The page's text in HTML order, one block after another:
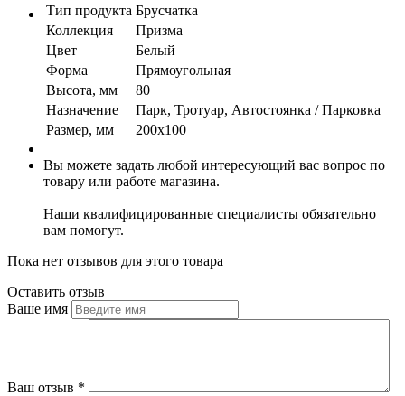
Тип продукта Брусчатка
Коллекция
Призма
Цвет
Белый
Форма
Прямоугольная
Высота, мм
80
Назначение
Парк, Тротуар, Автостоянка / Парковка
Размер, мм
200х100
Вы можете задать любой интересующий вас вопрос по
товару или работе магазина.
Наши квалифицированные специалисты обязательно
вам помогут.
Пока нет отзывов для этого товара
Оставить отзыв
Ваше имя
Ваш отзыв *